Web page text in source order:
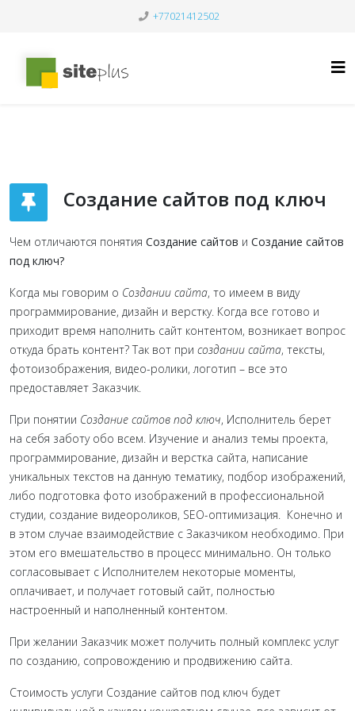
+77021412502
Создание сайтов под ключ
Чем отличаются понятия Создание сайтов и Создание сайтов
под ключ?
Когда мы говорим о Создании сайта, то имеем в виду
программирование, дизайн и верстку. Когда все готово и
приходит время наполнить сайт контентом, возникает вопрос
откуда брать контент? Так вот при создании сайта, тексты,
фотоизображения, видео-ролики, логотип – все это
предоставляет Заказчик.
При понятии Создание сайтов под ключ, Исполнитель берет
на себя заботу обо всем. Изучение и анализ темы проекта,
программирование, дизайн и верстка сайта, написание
уникальных текстов на данную тематику, подбор изображений,
либо подготовка фото изображений в профессиональной
студии, создание видеороликов, SEO-оптимизация. Конечно и
в этом случае взаимодействие с Заказчиком необходимо. При
этом его вмешательство в процесс минимально. Он только
согласовывает с Исполнителем некоторые моменты,
оплачивает, и получает готовый сайт, полностью
настроенный и наполненный контентом.
При желании Заказчик может получить полный комплекс услуг
по созданию, сопровождению и продвижению сайта.
Стоимость услуги Создание сайтов под ключ будет